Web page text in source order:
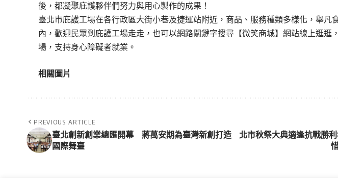
後，都凝聚庇護夥伴們努力與用心製作的成果！
臺北市庇護工場在各行政區大街小巷及捷運站附近，商品、服務種類多樣化，舉凡
內，歡迎民眾到庇護工場走走，也可以網路關鍵字搜尋【微笑商城】網站線上逛逛
場，支持身心障礙者就業。
相關圖片
PREVIOUS ARTICLE
臺北創新創業總匯開幕 蔣萬安期為臺灣新創打造
國際舞臺
北市秋祭大典適逢抗戰勝